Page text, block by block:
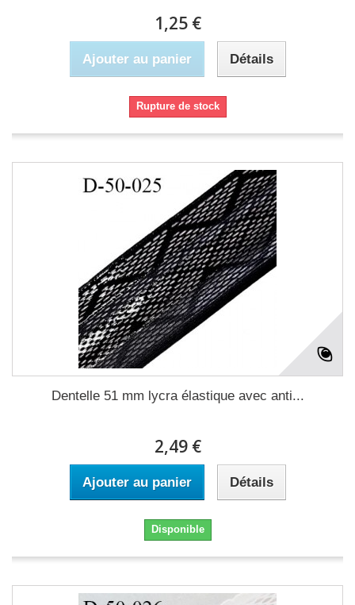
1,25 €
Ajouter au panier Détails
Rupture de stock
Dentelle 51 mm lycra élastique avec anti...
2,49 €
Ajouter au panier Détails
Disponible